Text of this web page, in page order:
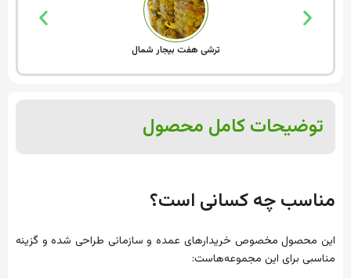
ترشی هفت بیجار شمال
توضیحات کامل محصول
مناسب چه کسانی است؟
این محصول مخصوص خریدارهای عمده و سازمانی طراحی شده و گزینه
مناسبی برای این مجموعه‌هاست: